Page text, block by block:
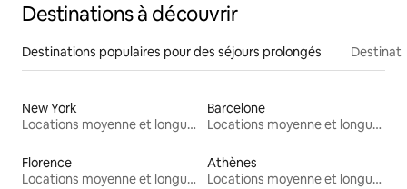
Destinations à découvrir
Destinations populaires pour des séjours prolongés
New York
Locations moyenne et longue durée
Barcelone
Locations moyenne et longue durée
Florence
Locations moyenne et longue durée
Athènes
Locations moyenne et longue durée